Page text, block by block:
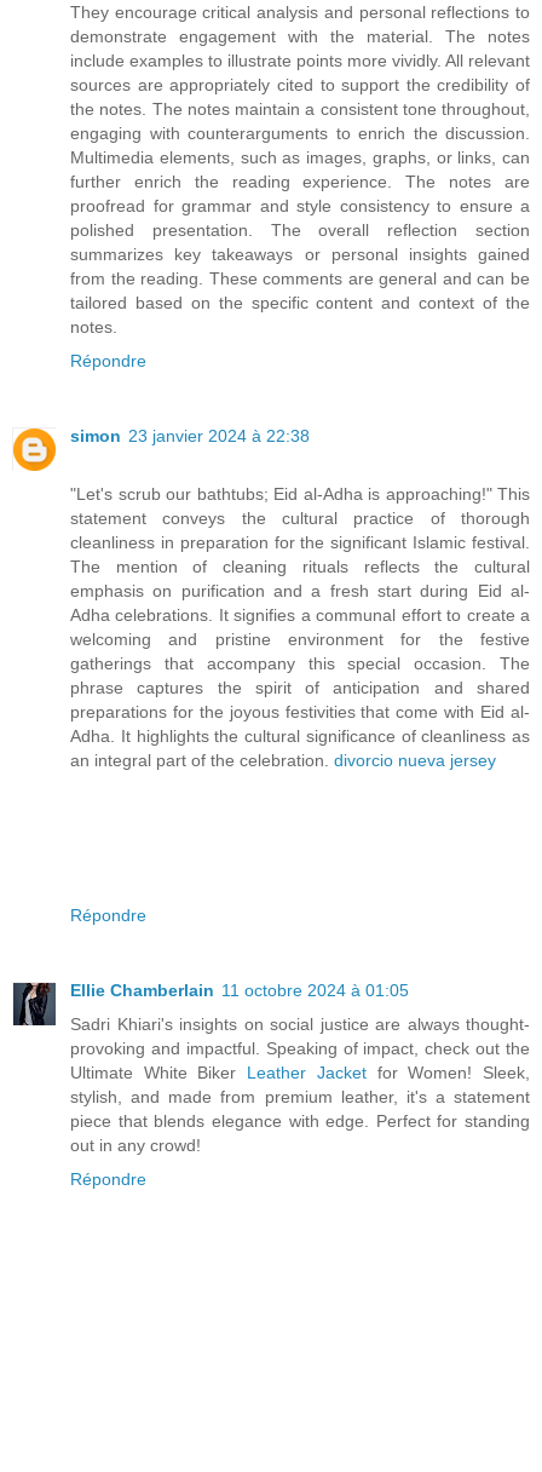
They encourage critical analysis and personal reflections to
demonstrate engagement with the material. The notes
include examples to illustrate points more vividly. All relevant
sources are appropriately cited to support the credibility of
the notes. The notes maintain a consistent tone throughout,
engaging with counterarguments to enrich the discussion.
Multimedia elements, such as images, graphs, or links, can
further enrich the reading experience. The notes are
proofread for grammar and style consistency to ensure a
polished presentation. The overall reflection section
summarizes key takeaways or personal insights gained
from the reading. These comments are general and can be
tailored based on the specific content and context of the
notes.
Répondre
simon 23 janvier 2024 à 22:38
"Let's scrub our bathtubs; Eid al-Adha is approaching!" This
statement conveys the cultural practice of thorough
cleanliness in preparation for the significant Islamic festival.
The mention of cleaning rituals reflects the cultural
emphasis on purification and a fresh start during Eid al-
Adha celebrations. It signifies a communal effort to create a
welcoming and pristine environment for the festive
gatherings that accompany this special occasion. The
phrase captures the spirit of anticipation and shared
preparations for the joyous festivities that come with Eid al-
Adha. It highlights the cultural significance of cleanliness as
an integral part of the celebration. divorcio nueva jersey
Répondre
Ellie Chamberlain 11 octobre 2024 à 01:05
Sadri Khiari's insights on social justice are always thought-
provoking and impactful. Speaking of impact, check out the
Ultimate White Biker Leather Jacketfor Women! Sleek,
stylish, and made from premium leather, it's a statement
piece that blends elegance with edge. Perfect for standing
out in any crowd!
Répondre